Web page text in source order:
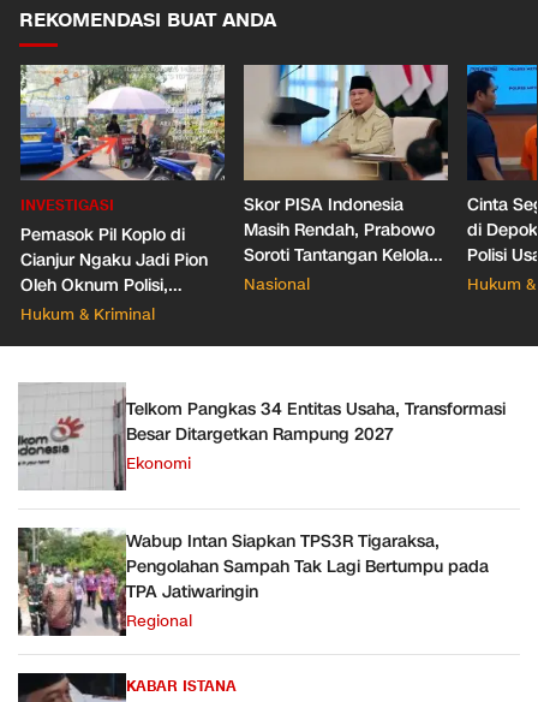
REKOMENDASI BUAT ANDA
INVESTIGASI
Pemasok Pil Koplo di
Cianjur Ngaku Jadi Pion
Oleh Oknum Polisi,
Propam Mabes Polri
Hukum & Kriminal
Skor PISA Indonesia
Masih Rendah, Prabowo
Soroti Tantangan Kelola
388 Ribu Sekolah
Nasional
Cinta
di
Polisi
Pacar
Hukum
Telkom Pangkas 34 Entitas Usaha, Transformasi
Besar Ditargetkan Rampung 2027
Ekonomi
Wabup Intan Siapkan TPS3R Tigaraksa,
Pengolahan Sampah Tak Lagi Bertumpu pada
TPA Jatiwaringin
Regional
KABAR ISTANA